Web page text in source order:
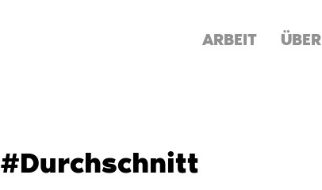
ARBEIT ÜBER
#Durchschnitt